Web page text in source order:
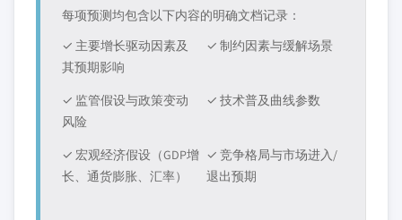
每项预测均包含以下内容的明确文档记录：
✓ 主要增长驱动因素及
其预期影响
✓ 制约因素与缓解场景
✓ 监管假设与政策变动
风险
✓ 技术普及曲线参数
✓ 宏观经济假设（GDP增
长、通货膨胀、汇率）
✓ 竞争格局与市场进入/
退出预期